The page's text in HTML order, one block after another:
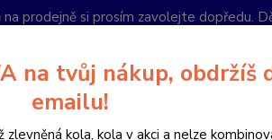
prodejně si prosím zavolejte dopředu.
Hledat
PO-
na tvůj nákup, obdržíš
emailu!
zlevněná kola, kola v akci a nelze